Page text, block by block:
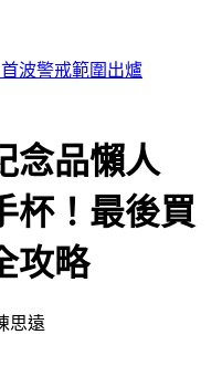
空巨型裝置藝術直墜3
念品懶人
杯！最後買
攻略
遠